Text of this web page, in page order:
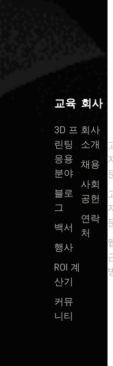
교육
3D 프
린팅
응용
분야
블로
그
백서
행사
ROI 계
산기
커뮤
니티
회사
회사
소개
채용
사회
공헌
연락
처